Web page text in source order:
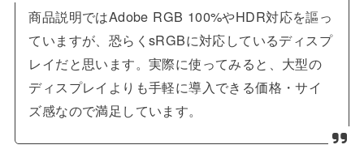
商品説明ではAdobe RGB 100%やHDR対応を謳っ
ていますが、恐らくsRGBに対応しているディスプ
レイだと思います。実際に使ってみると、大型の
ディスプレイよりも手軽に導入できる価格・サイ
ズ感なので満足しています。